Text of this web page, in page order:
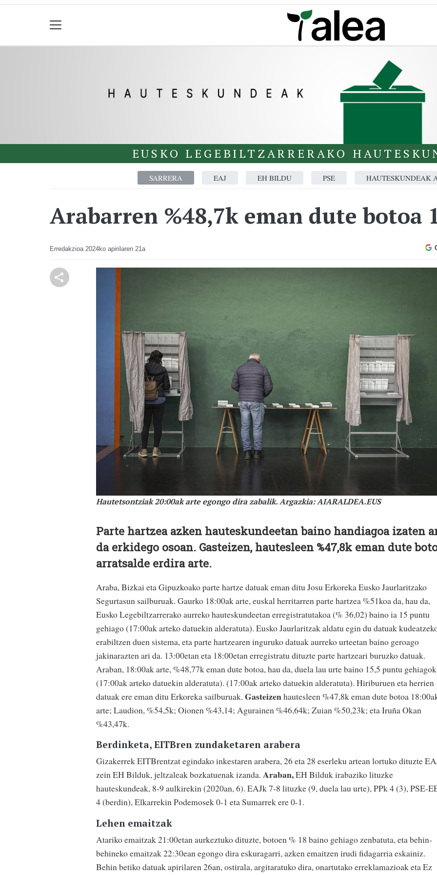
EUSKO LEGEBILTZARRERAKO
SARRERA EAJ EH BILDU PSE HAUTESKUNDEAK
Arabarren %48,7k eman dute botoa
Erredakzioa 2024ko apirilaren 21a
Hautetsontziak 20:00ak arte egongo dira zabalik. Argazkia: AIARALDEA.EUS
Parte hartzea azken hauteskundeetan baino handiagoa izaten
da erkidego osoan. Gasteizen, hautesleen %47,8k eman dute
arratsalde erdira arte.
Araba, Bizkai eta Gipuzkoako parte hartze datuak eman ditu Josu Erkoreka Eusko Jaurlaritzako
Segurtasun sailburuak. Gaurko 18:00ak arte, euskal herritarren parte hartzea %51koa da, hau da,
Eusko Legebiltzarrerako aurreko hauteskundeetan erregistratutakoa (% 36,02) baino ia 15 puntu
gehiago (17:00ak arteko datuekin alderatuta). Eusko Jaurlaritzak aldatu egin du datuak
erabiltzen duen sistema, eta parte hartzearen inguruko datuak aurreko urteetan baino geroago
jakinarazten ari da. 13:00etan eta 18:00etan erregistratu dituzte parte hartzeari buruzko datuak.
Araban, 18:00ak arte, %48,77k eman dute botoa, hau da, duela lau urte baino 15,5 puntu gehiagok
(17:00ak arteko datuekin alderatuta). (17:00ak arteko datuekin alderatuta). Hiriburuen eta herrien
datuak ere eman ditu Erkoreka sailburuak. Gasteizenhautesleen %47,8k eman dute botoa
arte; Laudion, %54,5k; Oionen %43,14; Agurainen %46,64k; Zuian %50,23k; eta Iruña Okan
%43,47k.
Berdinketa, EITBren zundaketaren arabera
Gizakerrek EITBrentzat egindako inkestaren arabera, 26 eta 28 eserleku artean lortuko dituzte
zein EH Bilduk, jeltzaleak bozkatuenak izanda. Araban,EH Bilduk irabaziko lituzke
hauteskundeak, 8-9 aulkirekin (2020an, 6). EAJk 7-8 lituzke (9, duela lau urte), PPk 4 (3), PSE-
4 (berdin), Elkarrekin Podemosek 0-1 eta Sumarrek ere 0-1.
Lehen emaitzak
Atariko emaitzak 21:00etan aurkeztuko dituzte, botoen % 18 baino gehiago zenbatuta, eta behin-
behineko emaitzak 22:30ean egongo dira eskuragarri, azken emaitzen irudi fidagarria eskainiz.
Behin betiko datuak apirilaren 26an, ostirala, argitaratuko dira, onartutako erreklamazioak eta Ez